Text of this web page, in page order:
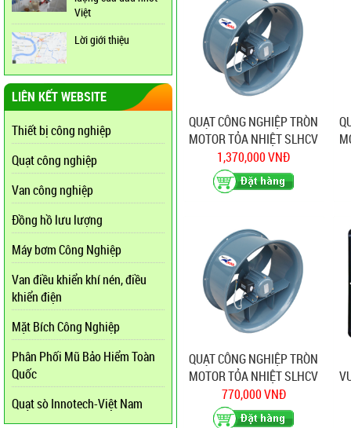
Việt
Lời giới thiệu
LIÊN KẾT WEBSITE
Thiết bị công nghiệp
Quạt công nghiệp
Van công nghiệp
Đồng hồ lưu lượng
Máy bơm Công Nghiệp
Van điều khiển khí nén, điều
khiển điện
Mặt Bích Công Nghiệp
Phân Phối Mũ Bảo Hiểm Toàn
Quốc
Quạt sò Innotech-Việt Nam
QUẠT CÔNG NGHIỆP TRÒN
MOTOR TỎA NHIỆT SLHCV
50S
1,370,000 VNĐ
QUẠT CÔNG NGHIỆP TRÒN
MOTOR TỎA NHIỆT SLHCV
25
770,000 VNĐ